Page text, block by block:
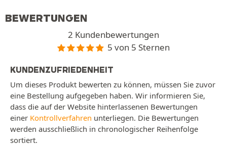
BEWERTUNGEN
2 Kundenbewertungen
5 von 5 Sternen
KUNDENZUFRIEDENHEIT
Um dieses Produkt bewerten zu können, müssen Sie zuvor
eine Bestellung aufgegeben haben. Wir informieren Sie,
dass die auf der Website hinterlassenen Bewertungen
einer Kontrollverfahren unterliegen. Die Bewertungen
werden ausschließlich in chronologischer Reihenfolge
sortiert.